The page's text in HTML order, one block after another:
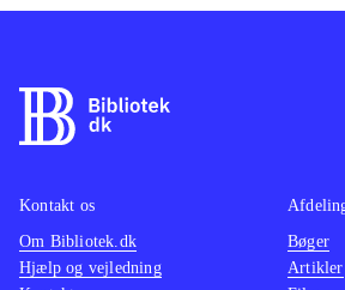
Kontakt os
Om Bibliotek.dk
Hjælp og vejledning
Bøger
Artikler